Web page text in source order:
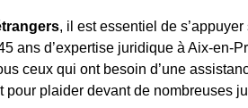
, il est essentiel de s’appuyer
ans d’expertise juridique à Aix-en-
ceux qui ont besoin d’une
pour plaider devant de nombreuses